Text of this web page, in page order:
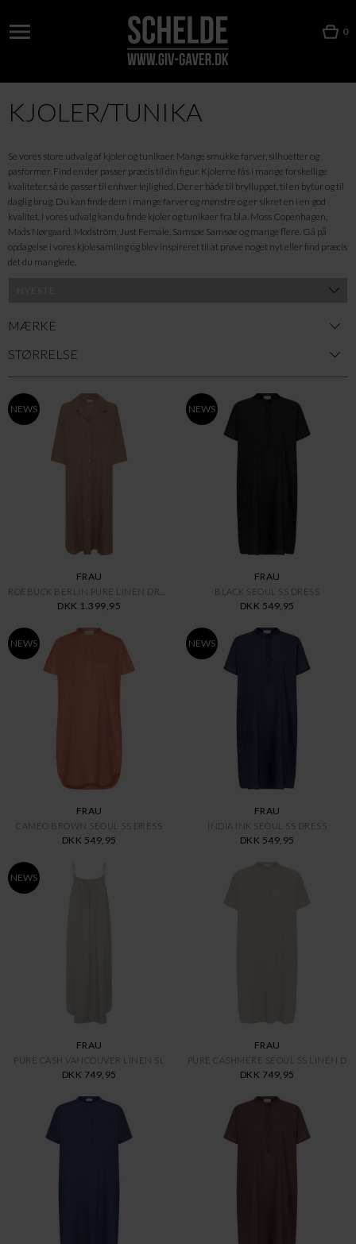
0
KJOLER/TUNIKA
Se vores store udvalg af kjoler og tunikaer. Mange smukke farver, silhuetter og
pasformer. Find en der passer præcis til din figur. Kjolerne fås i mange forskellige
kvaliteter, så de passer til enhver lejlighed. Der er både til brylluppet, til en bytur og til
daglig brug. Du kan finde dem i mange farver og mønstre og er sikret en i en god
kvalitet. I vores udvalg kan du finde kjoler og tunikaer fra bl.a. Moss Copenhagen,
Mads Nørgaard, Modström, Just Female, Samsøe Samsøe og mange flere. Gå på
opdagelse i vores kjolesamling og blev inspireret til at prøve noget nyt eller find præcis
det du manglede.
MÆRKE
STØRRELSE
NEWS
FRAU
DKK 1.399,95
NEWS
FRAU
BLACK SEOUL SS DRESS
DKK 549,95
NEWS
FRAU
CAMEO BROWN SEOUL SS DRESS
DKK 549,95
NEWS
FRAU
INDIA INK SEOUL SS DRESS
DKK 549,95
NEWS
FRAU
PURE CASH VANCOUVER LINEN SL
DKK 749,95
FRAU
PURE CASHMERE SEOUL SS LINEN D
DKK 749,95